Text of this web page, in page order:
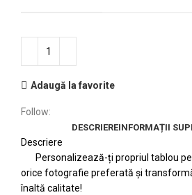
Adaugă la favorite
Follow:
DESCRIEREINFORMAȚII
Descriere
Personalizează-ți propriul tablou pe
orice fotografie preferată și
înaltă calitate!